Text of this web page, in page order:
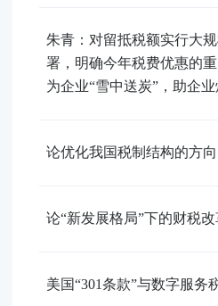
朱青：对留抵税额实行大
署，明确今年税费优惠的
为企业“雪中送炭”，助企业
论优化我国税制结构的方
论“新发展格局”下的财税
美国“301条款”与数字服务